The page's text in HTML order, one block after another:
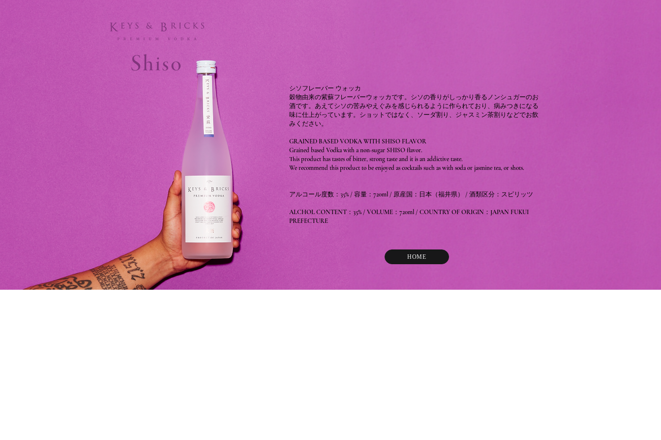
シソフレーバー ウォッカ
穀物由来の紫蘇フレーバーウォッカです。シソの香りがしっかり香るノンシュガーのお
酒です。あえてシソの苦みやえぐみを感じられるように作られており、病みつきになる
味に仕上がっています。ショットではなく、ソーダ割り、ジャスミン茶割りなどでお飲
みください。
GRAINED BASED VODKA WITH SHISO FLAVOR
Grained based Vodka with a non-sugar SHISO flavor.
This product has tastes of bitter, strong taste and it is an addictive taste.
We recommend this product to be enjoyed as cocktails such as with soda or jasmine tea, or shots.​
アルコール度数：35% / 容量：720ml / 原産国：日本（福井県）​ / 酒類区分：スピリッツ
ALCHOL CONTENT：35% / VOLUME：720ml / COUNTRY OF ORIGIN：JAPAN FUKUI
PREFECTURE​ ​
HOME